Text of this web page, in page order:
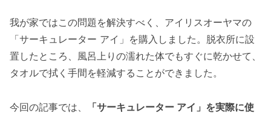
我が家ではこの問題を解決すべく、アイリスオーヤマの
「サーキュレーター アイ」を購入しました。脱衣所に設
置したところ、風呂上りの濡れた体でもすぐに乾かせて、
タオルで拭く手間を軽減することができました。
今回の記事では、
「サーキュレーター アイ」を実際に使